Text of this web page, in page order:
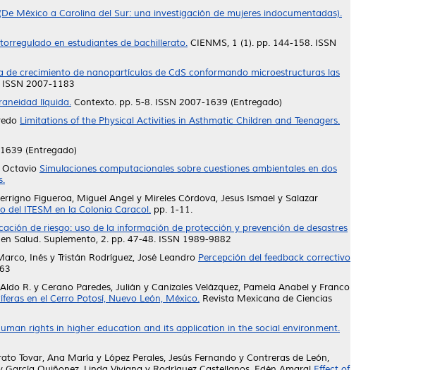
México a Carolina del Sur: una investigación de mujeres indocumentadas).
en estudiantes de bachillerato. CIENMS, 1 (1). pp. 144-158. ISSN
de crecimiento de nanopartículas de CdS conformando microestructuras las
2007-1183
líquida. Contexto. pp. 5-8. ISSN 2007-1639 (Entregado)
Limitations of the Physical Activities in Asthmatic Children and Teenagers.
(Entregado)
Octavio Simulaciones computacionales sobre cuestiones ambientales en dos
Figueroa, Miguel Angel y Mireles Córdova, Jesus Ismael y Salazar
del ITESM en la Colonia Caracol. pp. 1-11.
de riesgo: uso de la información de protección y prevención de desastres
Salud. Suplemento, 2. pp. 47-48. ISSN 1989-9882
Inés y Tristán Rodríguez, José Leandro Percepción del feedback correctivo
R. y Cerano Paredes, Julián y Canizales Velázquez, Pamela Anabel y Franco
en el Cerro Potosí, Nuevo León, México. Revista Mexicana de Ciencias
rights in higher education and its application in the social environment.
Tovar, Ana María y López Perales, Jesús Fernando y Contreras de León,